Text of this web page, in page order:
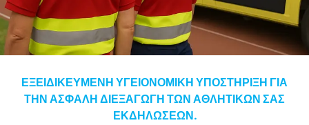
ΕΞΕΙΔΙΚΕΥΜΕΝΗ ΥΓΕΙΟΝΟΜΙΚΗ ΥΠΟΣΤΗΡΙΞΗ ΓΙΑ
ΤΗΝ ΑΣΦΑΛΗ ΔΙΕΞΑΓΩΓΗ ΤΩΝ ΑΘΛΗΤΙΚΩΝ ΣΑΣ
ΕΚΔΗΛΩΣΕΩΝ.